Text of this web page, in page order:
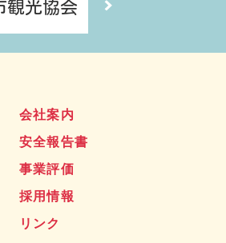
会社案内
安全報告書
事業評価
採用情報
リンク